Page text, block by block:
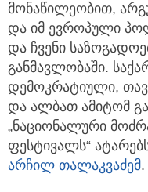
მონაწილეობით,
და იმ ევროპული
და ჩვენი
განმავლობაში.
დემოკრატიული,
და ალბათ ამიტომ
„ნაციონალური
ფესტივალს“
არჩილ თალაკვაძემ.